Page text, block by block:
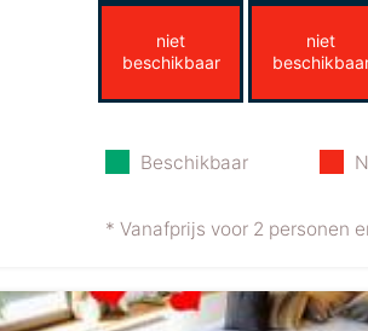
niet
beschikbaar
niet
Beschikbaar
* Vanafprijs voor 2 personen